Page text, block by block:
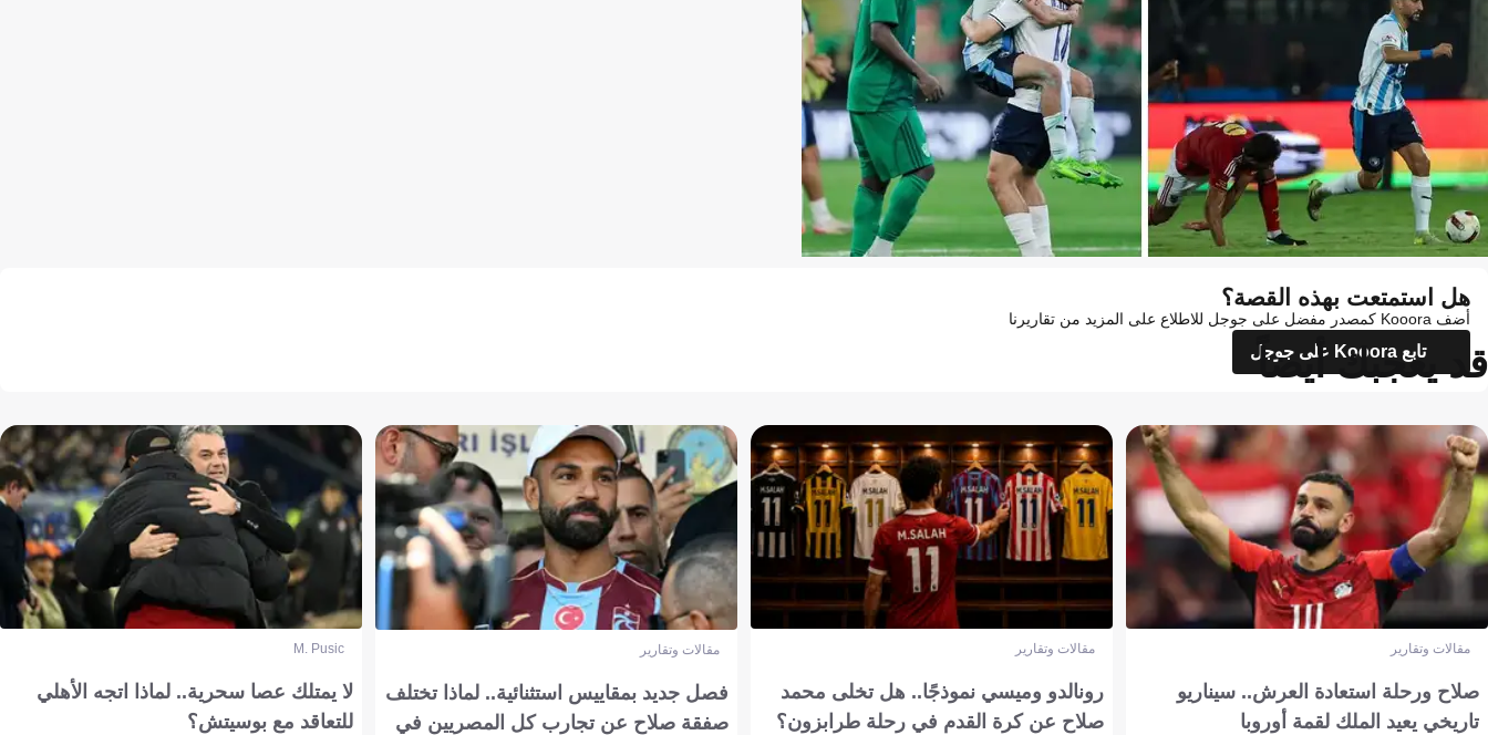
هل استمتعت بهذه القصة؟
أضف Kooora كمصدر مفضل على جوجل للاطلاع على المزيد من تقاريرنا
تابع Kooora على جوجل
قد يعجبك أيضاً
مقالات وتقارير
صلاح ورحلة استعادة العرش.. سيناريو
تاريخي يعيد الملك لقمة أوروبا
مقالات وتقارير
رونالدو وميسي نموذجًا.. هل تخلى محمد
صلاح عن كرة القدم في رحلة طرابزون؟
مقالات وتقارير
فصل جديد بمقاييس استثنائية.. لماذا تختلف
صفقة صلاح عن تجارب كل المصريين في
M. Pusic
لا يمتلك عصا سحرية.. لماذا اتجه الأهلي
للتعاقد مع بوسيتش؟